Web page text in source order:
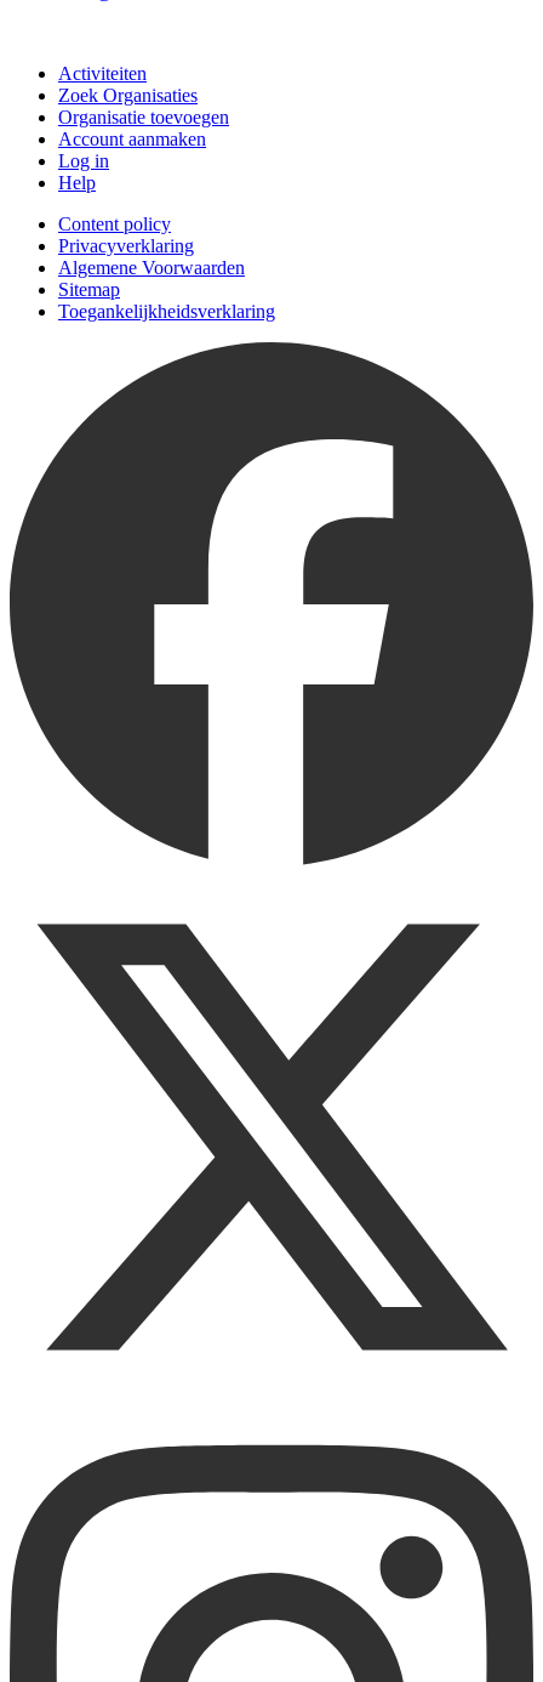
Activiteiten
Zoek Organisaties
Organisatie toevoegen
Account aanmaken
Log in
Help
Content policy
Privacyverklaring
Algemene Voorwaarden
Sitemap
Toegankelijkheidsverklaring